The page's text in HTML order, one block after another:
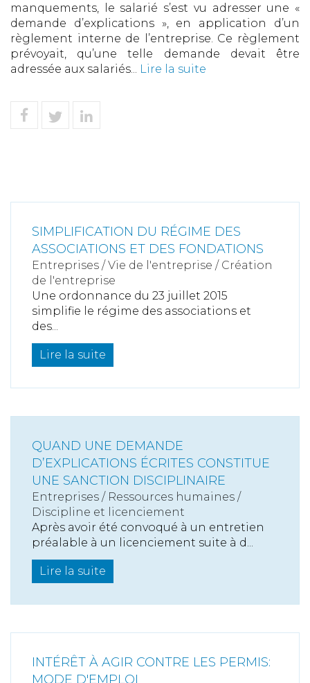
manquements, le salarié s’est vu adresser une «
demande d’explications », en application d’un
règlement interne de l’entreprise. Ce règlement
prévoyait, qu’une telle demande devait être
adressée aux salariés... Lire la suite
SIMPLIFICATION DU RÉGIME DES
ASSOCIATIONS ET DES FONDATIONS
Entreprises /Vie de l'entreprise / Création
de l'entreprise
Une ordonnance du 23 juillet 2015
simplifie le régime des associations et
des...
Lire la suite
QUAND UNE DEMANDE
D’EXPLICATIONS ÉCRITES CONSTITUE
UNE SANCTION DISCIPLINAIRE
Entreprises / Ressources humaines /
Discipline et licenciement
Après avoir été convoqué à un entretien
préalable à un licenciement suite à d...
Lire la suite
INTÉRÊT À AGIR CONTRE LES PERMIS:
MODE D'EMPLOI